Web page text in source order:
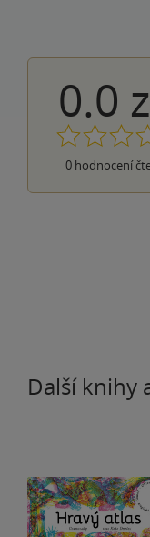
0.0 z
0 hodnocení
Další knihy